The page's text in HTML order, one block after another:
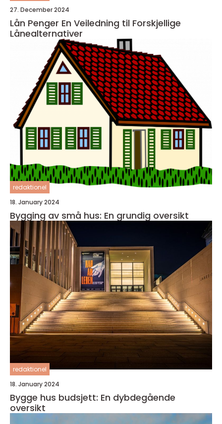
27. December 2024
Lån Penger En Veiledning til Forskjellige
Lånealternativer
redaktionel
18. January 2024
Bygging av små hus: En grundig oversikt
redaktionel
18. January 2024
Bygge hus budsjett: En dybdegående
oversikt